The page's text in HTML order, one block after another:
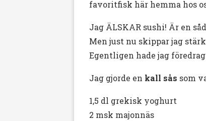
favoritfisk här hemma hos
Jag ÄLSKAR sushi! Är en
Men just nu skippar jag
Egentligen hade jag
Jag gjorde en kall sås som
1,5 dl grekisk yoghurt
2 msk majonnäs